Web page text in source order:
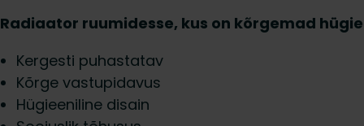
Radiaator ruumidesse, kus on kõrgemad
Kergesti puhastatav
Kõrge vastupidavus
Hügieeniline disain